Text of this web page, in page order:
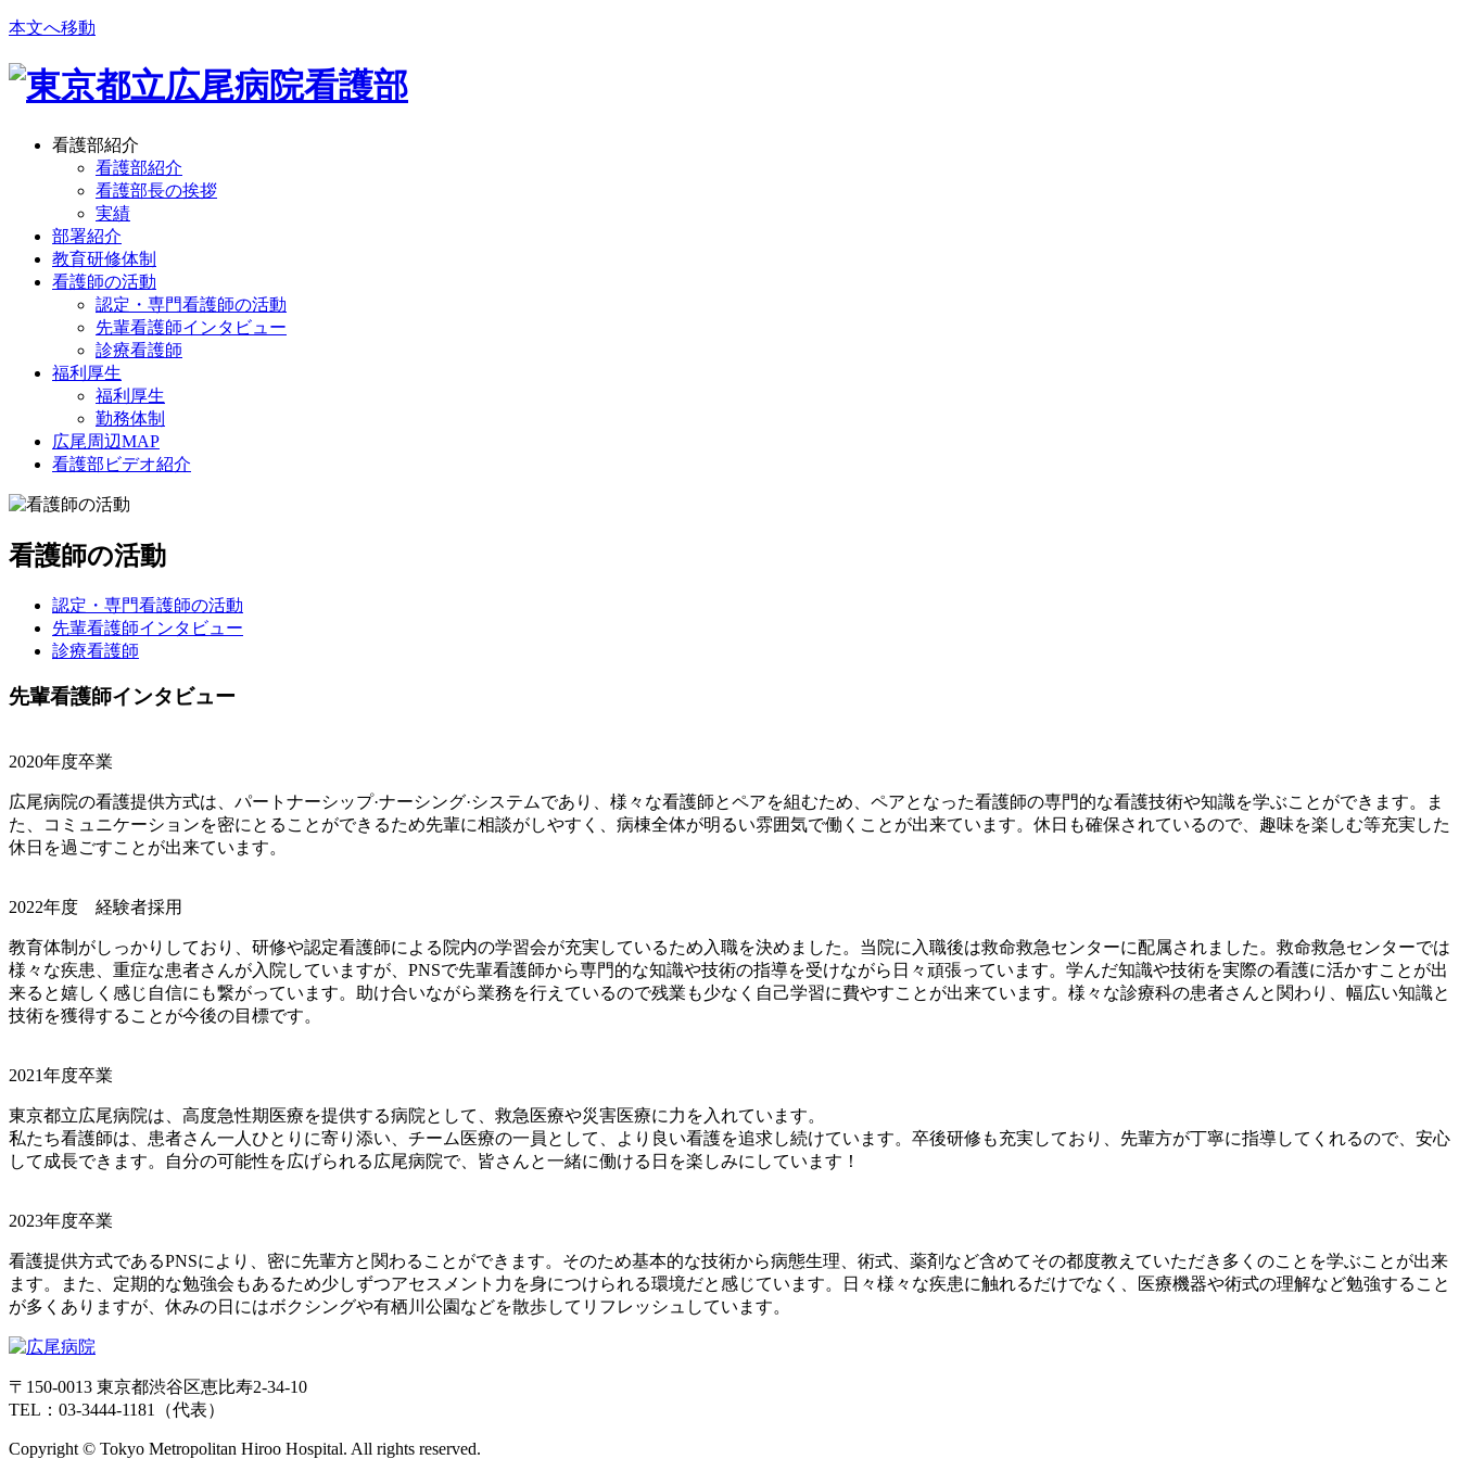
本文へ移動
看護部紹介
看護部紹介
看護部長の挨拶
実績
部署紹介
教育研修体制
看護師の活動
認定・専門看護師の活動
先輩看護師インタビュー
診療看護師
福利厚生
福利厚生
勤務体制
広尾周辺MAP
看護部ビデオ紹介
看護師の活動
認定・専門看護師の活動
先輩看護師インタビュー
診療看護師
先輩看護師インタビュー
2020年度卒業
広尾病院の看護提供方式は、パートナーシップ·ナーシング·システムであり、様々な看護師とペアを組むため、ペアとなった看護師の専門的な看護技術や知識を学ぶことができます。ま
た、コミュニケーションを密にとることができるため先輩に相談がしやすく、病棟全体が明るい雰囲気で働くことが出来ています。休日も確保されているので、趣味を楽しむ等充実した
休日を過ごすことが出来ています。
2022年度 経験者採用
教育体制がしっかりしており、研修や認定看護師による院内の学習会が充実しているため入職を決めました。当院に入職後は救命救急センターに配属されました。救命救急センターでは
様々な疾患、重症な患者さんが入院していますが、PNSで先輩看護師から専門的な知識や技術の指導を受けながら日々頑張っています。学んだ知識や技術を実際の看護に活かすことが出
来ると嬉しく感じ自信にも繋がっています。助け合いながら業務を行えているので残業も少なく自己学習に費やすことが出来ています。様々な診療科の患者さんと関わり、幅広い知識と
技術を獲得することが今後の目標です。
2021年度卒業
東京都立広尾病院は、高度急性期医療を提供する病院として、救急医療や災害医療に力を入れています。
私たち看護師は、患者さん一人ひとりに寄り添い、チーム医療の一員として、より良い看護を追求し続けています。卒後研修も充実しており、先輩方が丁寧に指導してくれるので、安心
して成長できます。自分の可能性を広げられる広尾病院で、皆さんと一緒に働ける日を楽しみにしています！
2023年度卒業
看護提供方式であるPNSにより、密に先輩方と関わることができます。そのため基本的な技術から病態生理、術式、薬剤など含めてその都度教えていただき多くのことを学ぶことが出来
ます。また、定期的な勉強会もあるため少しずつアセスメント力を身につけられる環境だと感じています。日々様々な疾患に触れるだけでなく、医療機器や術式の理解など勉強すること
が多くありますが、休みの日にはボクシングや有栖川公園などを散歩してリフレッシュしています。
〒150-0013 東京都渋谷区恵比寿2-34-10
TEL：03-3444-1181（代表）
Copyright © Tokyo Metropolitan Hiroo Hospital. All rights reserved.